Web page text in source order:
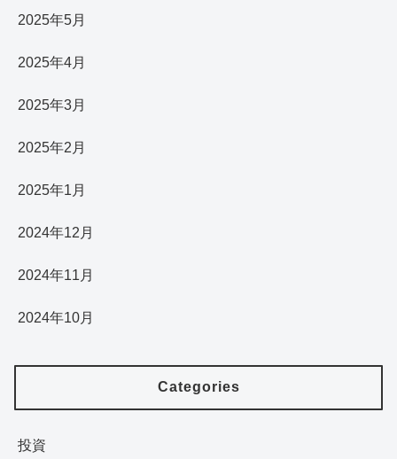
2025年5月
2025年4月
2025年3月
2025年2月
2025年1月
2024年12月
2024年11月
2024年10月
Categories
投資